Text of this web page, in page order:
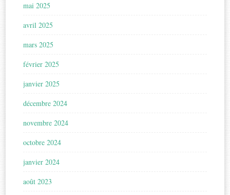
mai 2025
avril 2025
mars 2025
février 2025
janvier 2025
décembre 2024
novembre 2024
octobre 2024
janvier 2024
août 2023